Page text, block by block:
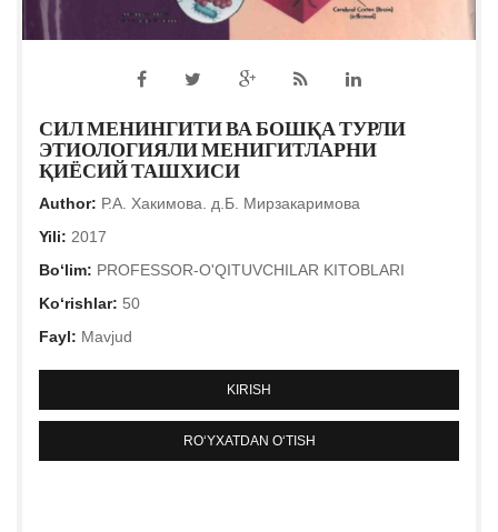
СИЛ МЕНИНГИТИ ВА БОШҚА ТУРЛИ
ЭТИОЛОГИЯЛИ МЕНИГИТЛАРНИ
ҚИЁСИЙ ТАШХИСИ
Author: Р.А. Хакимова. д.Б. Мирзакаримова
Yili: 2017
Bo‘lim: PROFESSOR-O'QITUVCHILAR KITOBLARI
Ko‘rishlar: 50
Fayl: Mavjud
KIRISH
RO‘YXATDAN O‘TISH